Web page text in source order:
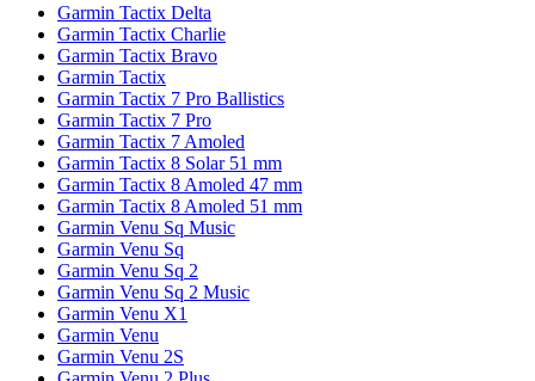
Garmin Tactix Delta
Garmin Tactix Charlie
Garmin Tactix Bravo
Garmin Tactix
Garmin Tactix 7 Pro Ballistics
Garmin Tactix 7 Pro
Garmin Tactix 7 Amoled
Garmin Tactix 8 Solar 51 mm
Garmin Tactix 8 Amoled 47 mm
Garmin Tactix 8 Amoled 51 mm
Garmin Venu Sq Music
Garmin Venu Sq
Garmin Venu Sq 2
Garmin Venu Sq 2 Music
Garmin Venu X1
Garmin Venu
Garmin Venu 2S